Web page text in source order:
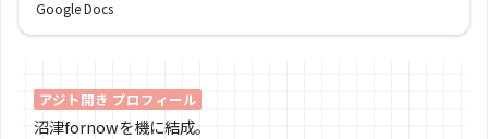
Google Docs
アジト開き プロフィール
沼津fornowを機に結成。